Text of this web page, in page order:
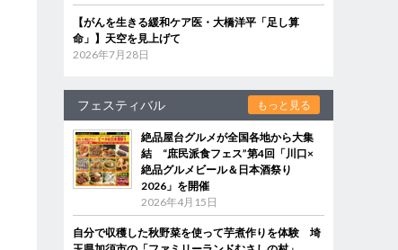
【がんを生きる緩和ケア医・大橋洋平「足し算
命」】天空を見上げて
2026年7月28日
フェスティバル もっと見る
絶品屋台グルメが全国各地から大集
結 “庶民派食フェス”第4回「川口×
絶品グルメビール＆日本酒祭り
2026」を開催
2026年4月15日
自分で収穫した秋野菜を使って芋煮作りを体験 埼